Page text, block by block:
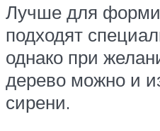
Лучше для
подходят
однако при
дерево можно и
сирени.